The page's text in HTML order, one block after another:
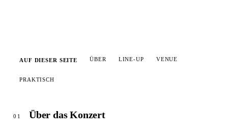
AUF DIESER SEITE ÜBER LINE-UP VENUE
PRAKTISCH
01 Über das Konzert